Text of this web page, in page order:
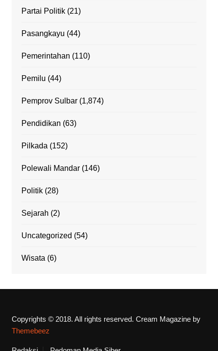
Partai Politik(21)
Pasangkayu (44)
Pemerintahan (110)
Pemilu (44)
Pemprov Sulbar(1,874)
Pendidikan (63)
Pilkada (152)
Polewali Mandar(146)
Politik(28)
Sejarah (2)
Uncategorized (54)
Wisata (6)
Copyrights © 2018. All rights reserved. Cream Magazine by
Themebeez